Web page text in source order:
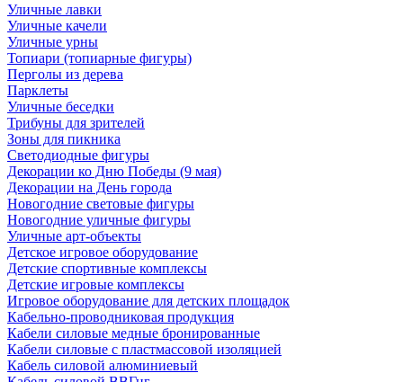
Уличные лавки
Уличные качели
Уличные урны
Топиари (топиарные фигуры)
Перголы из дерева
Парклеты
Уличные беседки
Трибуны для зрителей
Зоны для пикника
Светодиодные фигуры
Декорации ко Дню Победы (9 мая)
Декорации на День города
Новогодние световые фигуры
Новогодние уличные фигуры
Уличные арт-объекты
Детское игровое оборудование
Детские спортивные комплексы
Детские игровые комплексы
Игровое оборудование для детских площадок
Кабельно-проводниковая продукция
Кабели силовые медные бронированные
Кабели силовые с пластмассовой изоляцией
Кабель силовой алюминиевый